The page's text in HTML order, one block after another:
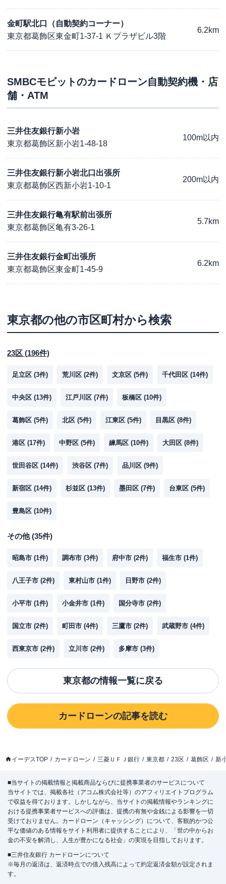
金町駅北口（自動契約コーナー）
東京都葛飾区東金町1-37-1 Ｋプラザビル3階
6.2km
SMBCモビットのカードローン自動契約機・店
舗・ATM
三井住友銀行新小岩
東京都葛飾区新小岩1-48-18
100m以内
三井住友銀行新小岩北口出張所
東京都葛飾区西新小岩1-10-1
200m以内
三井住友銀行亀有駅前出張所
東京都葛飾区亀有3-26-1
5.7km
三井住友銀行金町出張所
東京都葛飾区東金町1-45-9
6.2km
東京都の他の市区町村から検索
23区 (196件)
足立区 (3件) 荒川区 (2件) 文京区 (5件) 千代田区 (14件)
中央区 (13件) 江戸川区 (7件) 板橋区 (10件)
葛飾区 (5件) 北区 (5件) 江東区 (5件) 目黒区 (8件)
港区 (17件) 中野区 (5件) 練馬区 (10件) 大田区 (8件)
世田谷区 (14件) 渋谷区 (7件) 品川区 (9件)
新宿区 (14件) 杉並区 (13件) 墨田区 (7件) 台東区 (5件)
豊島区 (10件)
その他(35件)
昭島市 (1件) 調布市 (3件) 府中市 (2件) 福生市 (1件)
八王子市 (2件) 東村山市 (1件) 日野市 (2件)
小平市 (1件) 小金井市 (1件) 国分寺市 (2件)
国立市 (2件) 町田市 (4件) 三鷹市 (2件) 武蔵野市 (4件)
西東京市 (2件) 立川市 (2件) 多摩市 (3件)
東京都の情報一覧に戻る
カードローンの記事を読む
イーデスTOP カードローン 三菱ＵＦＪ銀行 東京都 23区 葛飾区 新
■当サイトの掲載情報と掲載商品ならびに提携事業者のサービスについて
当サイトでは、掲載各社（アコム株式会社等）のアフィリエイトプログラム
で収益を得ております。しかしながら、当サイトの掲載情報やランキングに
おける提携事業者サービスへの評価は、提携の有無や金銭による影響を一切
受けておりません。カードローン（キャッシング）について、客観的かつ公
平な価値のある情報をサイト利用者に提供することにより、「世の中からお
金の不安を解消し、人生が豊かになる社会」の実現を目指しております。
■三井住友銀行 カードローンについて
※毎月の返済は、返済時点での借入残高によって約定返済金額が設定されま
す。